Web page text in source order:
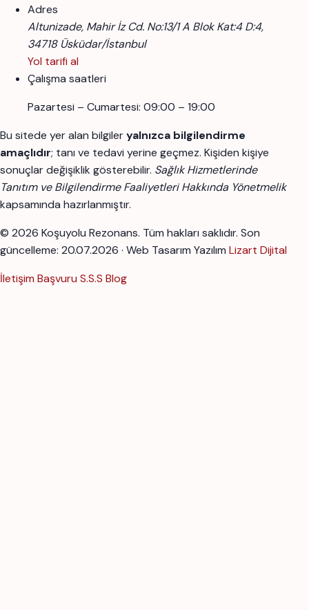
Adres
Altunizade, Mahir İz Cd. No:13/1 A Blok Kat:4 D:4,
34718 Üsküdar/İstanbul
Yol tarifi al
Çalışma saatleri
Pazartesi – Cumartesi: 09:00 – 19:00
Bu sitede yer alan bilgileryalnızca bilgilendirme
amaçlıdır; tanı ve tedavi yerine geçmez. Kişiden kişiye
sonuçlar değişiklik gösterebilir. Sağlık Hizmetlerinde
Tanıtım ve Bilgilendirme Faaliyetleri Hakkında Yönetmelik
kapsamında hazırlanmıştır.
© 2026 Koşuyolu Rezonans. Tüm hakları saklıdır. Son
güncelleme: 20.07.2026 · Web Tasarım Yazılım Lizart Dijital
İletişim Başvuru S.S.S Blog